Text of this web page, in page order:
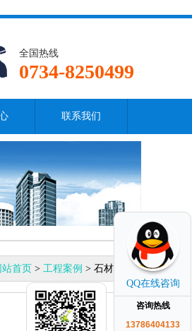
全国热线
0734-8250499
联系我们
站首页 > 工程案例 > 石材翻新
QQ在线咨询
咨询热线
13786404133